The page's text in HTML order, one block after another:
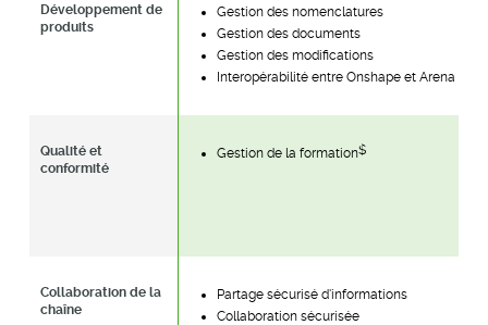
Développement de
produits
Gestion des nomenclatures
Gestion des documents
Gestion des modifications
Interopérabilité entre Onshape et Arena
Qualité et
conformité
Gestion de la formation$
Collaboration de la
chaîne
Partage sécurisé d'informations
Collaboration sécurisée